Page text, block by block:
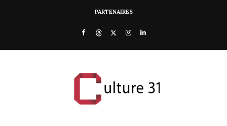
PARTENAIRES